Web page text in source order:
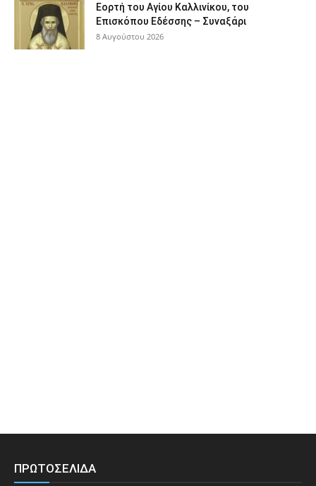
Εορτή του Αγίου Καλλινίκου, του
Επισκόπου Εδέσσης – Συναξάρι
8 Αυγούστου 2026
ΠΡΩΤΟΣΕΛΙΔΑ